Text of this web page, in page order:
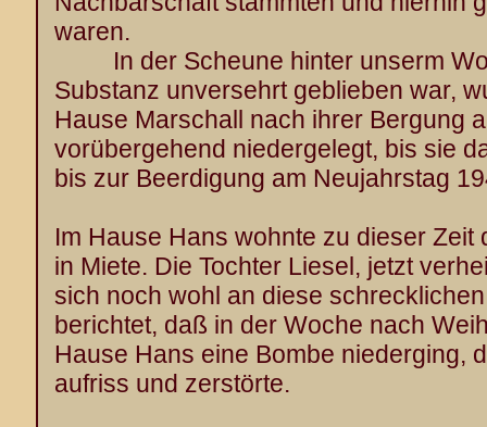
waren.
In der Scheune hinter unserm
Substanz unversehrt geblieben war,
Hause Marschall nach ihrer Bergung
vorübergehend niedergelegt, bis sie
bis zur Beerdigung am Neujahrstag
Im Hause Hans wohnte zu dieser Zeit
in Miete. Die Tochter Liesel, jetzt
sich noch wohl an diese
berichtet, daß in der Woche nach
Hause Hans eine Bombe niederging,
aufriss und zerstörte.